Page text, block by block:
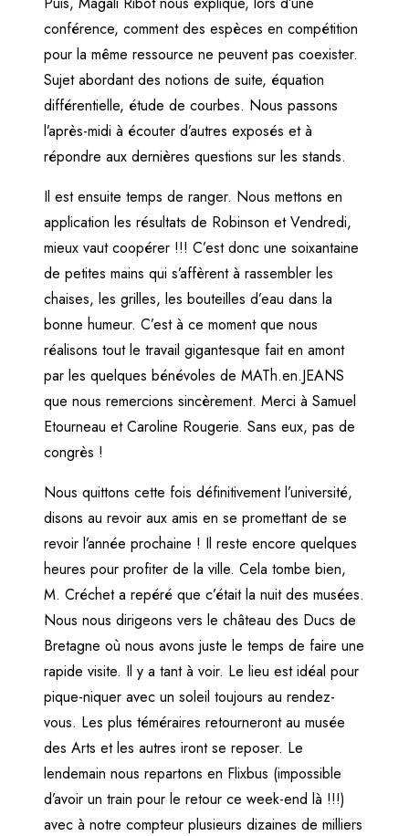
conférence, comment des espèces en compétition
pour la même ressource ne peuvent pas coexister.
Sujet abordant des notions de suite, équation
différentielle, étude de courbes. Nous passons
l’après-midi à écouter d’autres exposés et à
répondre aux dernières questions sur les stands.
Il est ensuite temps de ranger. Nous mettons en
application les résultats de Robinson et Vendredi,
mieux vaut coopérer !!! C’est donc une soixantaine
de petites mains qui s’affèrent à rassembler les
chaises, les grilles, les bouteilles d’eau dans la
bonne humeur. C’est à ce moment que nous
réalisons tout le travail gigantesque fait en amont
par les quelques bénévoles de MATh.en.JEANS
que nous remercions sincèrement. Merci à Samuel
Etourneau et Caroline Rougerie. Sans eux, pas de
congrès !
Nous quittons cette fois définitivement l’université,
disons au revoir aux amis en se promettant de se
revoir l’année prochaine ! Il reste encore quelques
heures pour profiter de la ville. Cela tombe bien,
M. Créchet a repéré que c’était la nuit des musées.
Nous nous dirigeons vers le château des Ducs de
Bretagne où nous avons juste le temps de faire une
rapide visite. Il y a tant à voir. Le lieu est idéal pour
pique-niquer avec un soleil toujours au rendez-
vous. Les plus téméraires retourneront au musée
des Arts et les autres iront se reposer. Le
lendemain nous repartons en Flixbus (impossible
d’avoir un train pour le retour ce week-end là !!!)
avec à notre compteur plusieurs dizaines de milliers
♡